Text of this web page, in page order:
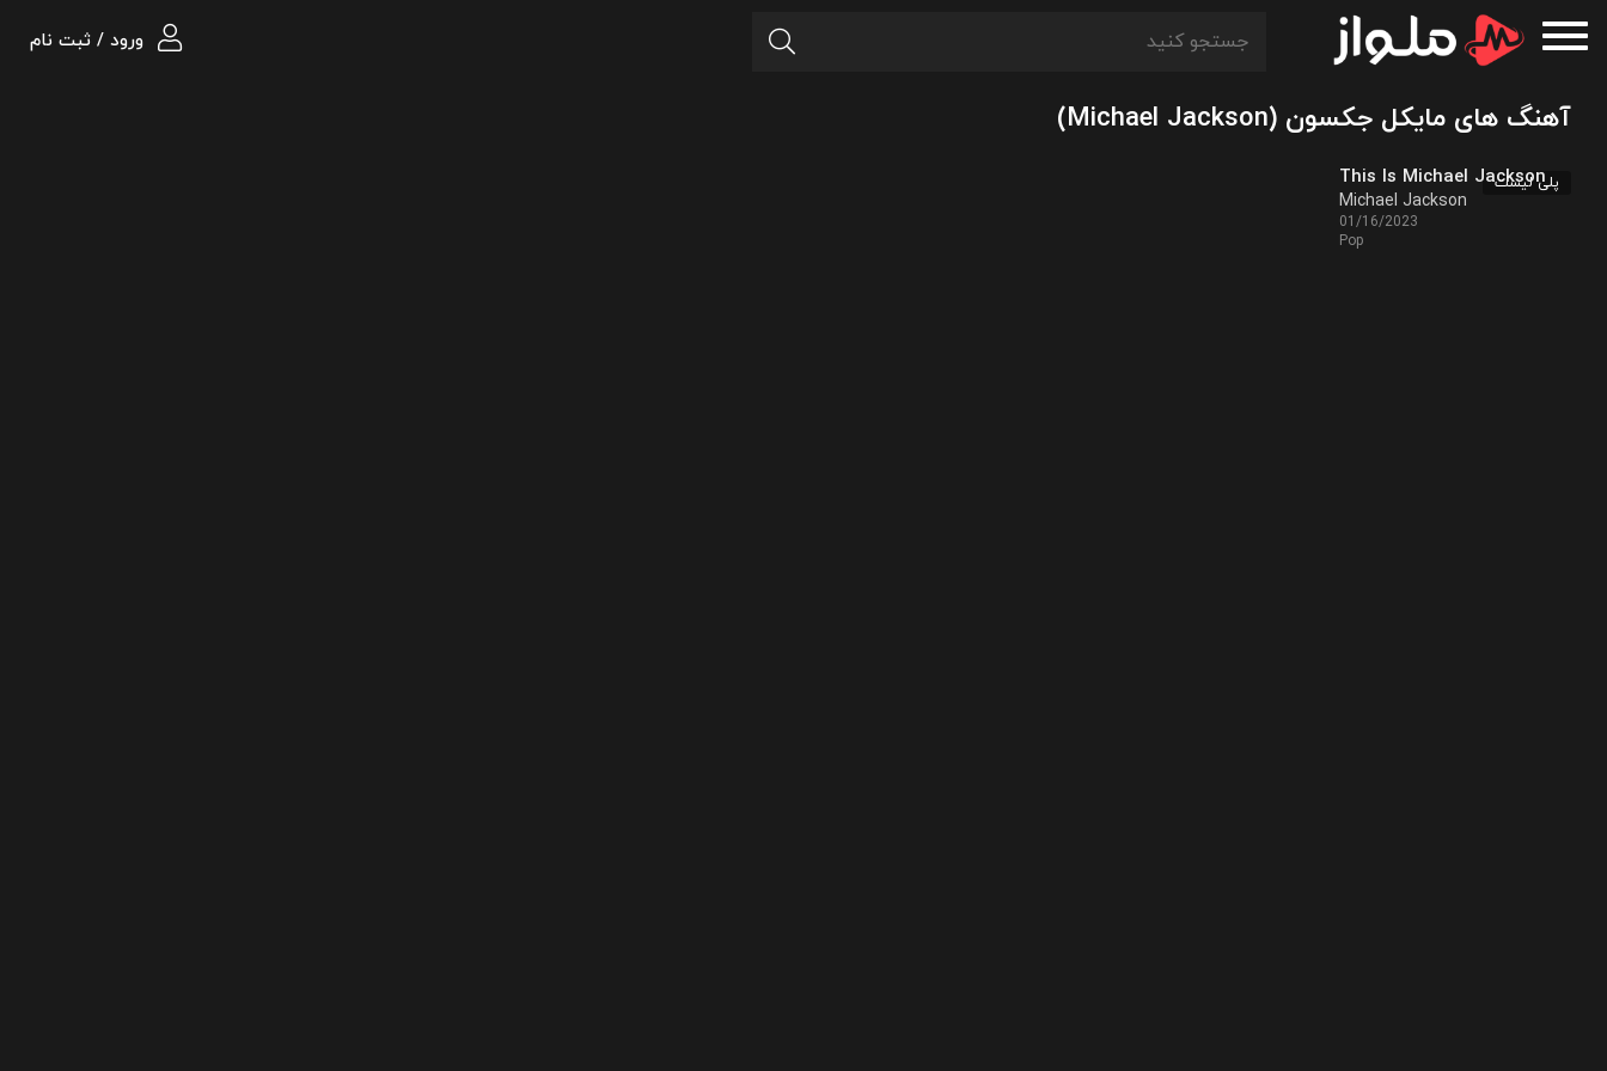
ورود / ثبت نام
آهنگ های مایکل جکسون (Michael Jackson)
پلی لیست
This Is Michael Jackson
Michael Jackson
01/16/2023
Pop